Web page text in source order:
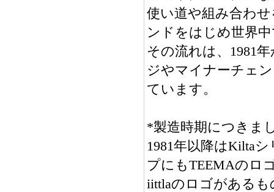
使い道や組み合わ
ンドをはじめ世界
その流れは、1981
ジやマイナーチェ
ています。
*製造時期につきま
1981年以降はKilta
プにもTEEMAのロ
iittlaのロゴがある